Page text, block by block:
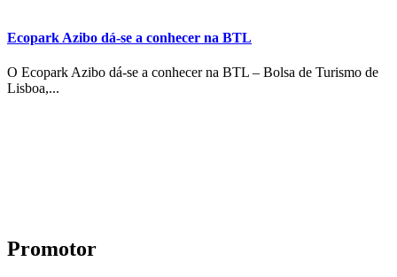
Ecopark Azibo dá-se a conhecer na BTL
O Ecopark Azibo dá-se a conhecer na BTL – Bolsa de Turismo de
Lisboa,...
Promotor